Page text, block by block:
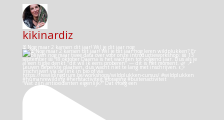
kikinardiz
⏳ Nog maar 2 kansen dit jaar! Wil je dit jaar nog
“Wat zijn antioxidanten eigenlijk?” Dat vroeg een